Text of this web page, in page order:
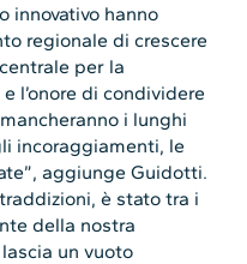
innovativo hanno
regionale di crescere
per la
l’onore di condividere
i lunghi
incoraggiamenti, le
aggiunge Guidotti.
è stato tra i
della nostra
un vuoto